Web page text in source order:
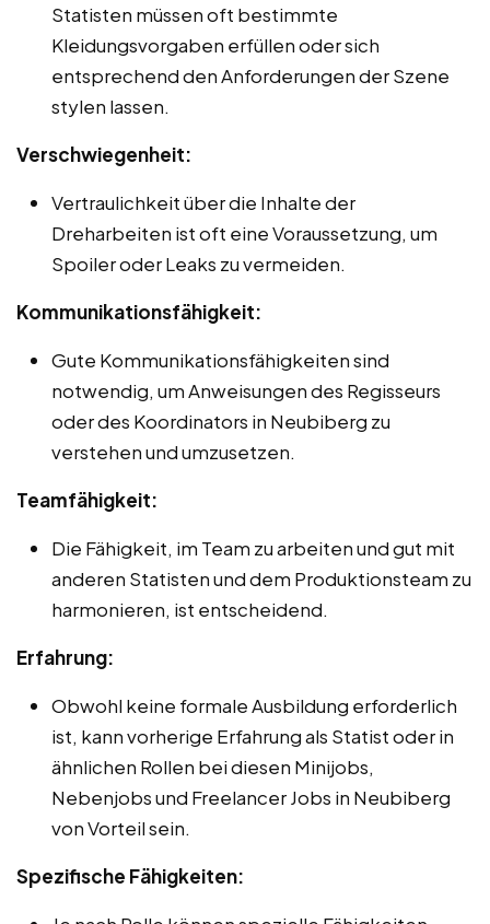
Statisten müssen oft bestimmte
Kleidungsvorgaben erfüllen oder sich
entsprechend den Anforderungen der Szene
stylen lassen.
Verschwiegenheit:
Vertraulichkeit über die Inhalte der
Dreharbeiten ist oft eine Voraussetzung, um
Spoiler oder Leaks zu vermeiden.
Kommunikationsfähigkeit:
Gute Kommunikationsfähigkeiten sind
notwendig, um Anweisungen des Regisseurs
oder des Koordinators in Neubiberg zu
verstehen und umzusetzen.
Teamfähigkeit:
Die Fähigkeit, im Team zu arbeiten und gut mit
anderen Statisten und dem Produktionsteam zu
harmonieren, ist entscheidend.
Erfahrung:
Obwohl keine formale Ausbildung erforderlich
ist, kann vorherige Erfahrung als Statist oder in
ähnlichen Rollen bei diesen Minijobs,
Nebenjobs und Freelancer Jobs in Neubiberg
von Vorteil sein.
Spezifische Fähigkeiten: